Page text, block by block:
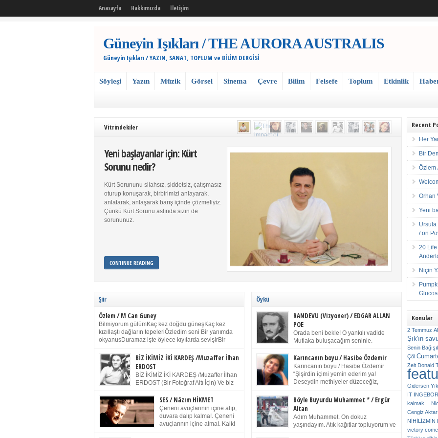
Anasayfa Hakkımızda İletişim
Güneyin Işıkları / THE AURORA AUSTRALIS
Güneyin Işıkları / YAZIN, SANAT, TOPLUM ve BİLİM DERGİSİ
Söyleşi Yazın Müzik Görsel Sinema Çevre Bilim Felsefe Toplum Etkinlik
Vitrindekiler
Yeni başlayanlar için: Kürt
Sorunu nedir?
Kürt Sorununu silahsız, şiddetsiz, çatışmasız
oturup konuşarak, birbirimizi anlayarak,
anlatarak, anlaşarak barış içinde çözmeliyiz.
Çünkü Kürt Sorunu aslında sizin de
sorununuz.
CONTINUE READING
Şiir
Özlem / M Can Guney
Bilmiyorum gülümKaç kez doğdu güneşKaç kez
kızıllaştı dağların tepeleriÖzledim seni Bir yanımda
okyanusDuramaz işte öylece kıyılarda sevişirBir
dururSokulur yalnızlığıma kokun olur Gözlerim bir
buruk gülümsemeDudağımda buğusu
öpüşlerinGeceler boyuÖzledim seni 2004 Haziran
Sydney / Toplumsal Kaynak / Memduh Güney
BİZ İKİMİZ İKİ KARDEŞ /Muzaffer İlhan
ERDOST
BİZ İKİMİZ İKİ KARDEŞ /Muzaffer İlhan
ERDOST (Bir Fotoğraf Altı İçin) Ve biz
Duracağız Fotoğrafımızda durduğumuz gibi Benim
ellerimde kelepçe Yüzümde yapay bir gülüş
(Kelepçeyi yadırgamanın gülüşü belki İlk kez olduğu
için Sonra alıştım Ve unuttum sonra kelepçeyi
SES / Nâzım HİKMET
Çeneni avuçlarının içine alıp,
duvara dalıp kalma!. Çeneni
avuçlarının içine alma!. Kalk!
Öykü
RANDEVU (Vizyoner) / EDGAR ALLAN
POE
Orada beni bekle! O yankılı vadide
Mutlaka buluşacağım seninle.
karısının ölümü üstüne yazdığı ağıt.) Talihsiz ve
gizemli adam! – Sen ki kendi hayal gücünün
parlaklığıyla afalladın, gençliğinin alevleri arasına
düştün! Hayalimde seni tekrar görüyorum! Bir kez
olduğun gibi değil soğuk vadide ve gölgelerin […]
Karıncanın boyu / Hasibe Özdemir
Karıncanın boyu / Hasibe Özdemir
“Şişirdin içimi yemin ederim ya!
Deseydin methiyeler düzeceğiz,
titriyor. “Sana gel demedim kızım.” diyorum sakince.
“Takıldın peşime madem, ne duyarsan
katlanacaksın.” Bir sigara yakıyor. Başını yana yatırıp,
bezmiş annelerin yılgın bakışıyla süzüyor beni.
Kaşlarımı kaldırıp ona bakıyorum ben de. Pes ediyor.
Böyle Buyurdu Muhammet * / Ergür
Altan
Adım Muhammet. On dokuz
yaşındayım. Atık kağıtlar topluyorum ve
Recent
Her
Bir
Özlem
Orhan
Yeni
Ursula
/ on
20
Niçin
Konular
2 Temmuz
Şık'ın
Senin
Çöl
Zeit Donald
Gidersen
IT
kalmak…
Cengiz Aktar
NİHİLİZMİN
victory